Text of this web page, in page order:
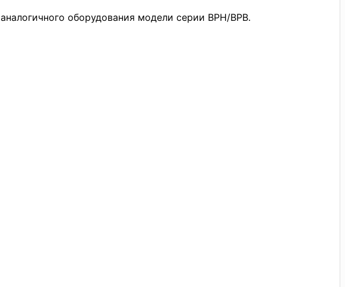
оборудования модели серии ВРН/ВРВ.